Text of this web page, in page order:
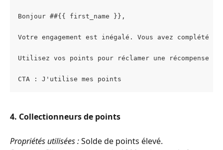
Bonjour ##{{ first_name }},
Votre engagement est inégalé. Vous avez
Utilisez vos points pour réclamer une récompense
CTA : J'utilise mes points
4. Collectionneurs de points
Propriétés utilisées : Solde de points élevé.